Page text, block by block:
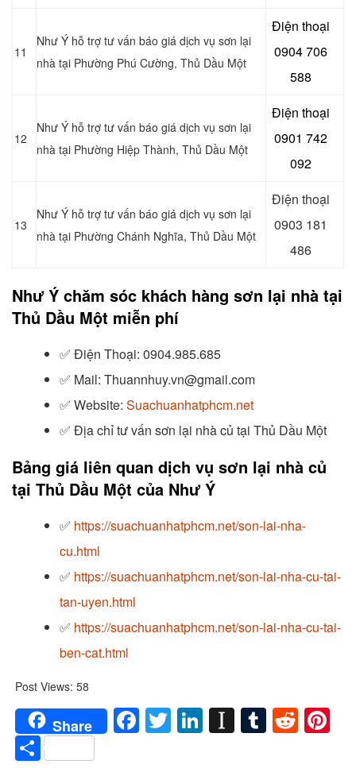
11
Như Ý hỗ trợ tư vấn báo giá dịch vụ sơn lại
nhà tại Phường Phú Cường, Thủ Dầu Một
Điện thoại
0904 706
588
12
Như Ý hỗ trợ tư vấn báo giá dịch vụ sơn lại
nhà tại Phường Hiệp Thành, Thủ Dầu Một
Điện thoại
0901 742
092
13
Như Ý hỗ trợ tư vấn báo giá dịch vụ sơn lại
nhà tại Phường Chánh Nghĩa, Thủ Dầu Một
Điện thoại
0903 181
486
Như Ý chăm sóc khách hàng sơn lại nhà tại
Thủ Dầu Một miễn phí
✅ Điện Thoại: 0904.985.685
✅ Mail: Thuannhuy.vn@gmail.com
✅ Website: Suachuanhatphcm.net
✅ Địa chỉ tư vấn sơn lại nhà củ tại Thủ Dầu Một
Bảng giá liên quan dịch vụ sơn lại nhà củ
tại Thủ Dầu Một của Như Ý
✅ https://suachuanhatphcm.net/son-lai-nha-
cu.html
✅ https://suachuanhatphcm.net/son-lai-nha-cu-tai-
tan-uyen.html
✅ https://suachuanhatphcm.net/son-lai-nha-cu-tai-
ben-cat.html
Post Views: 58
Share Facebook
Twitter
LinkedIn
Instapaper
Tumblr
Share